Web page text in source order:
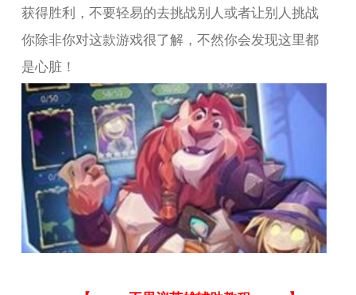
获得胜利，不要轻易的去挑战别人或者让别人挑战
你除非你对这款游戏很了解，不然你会发现这里都
是心脏！